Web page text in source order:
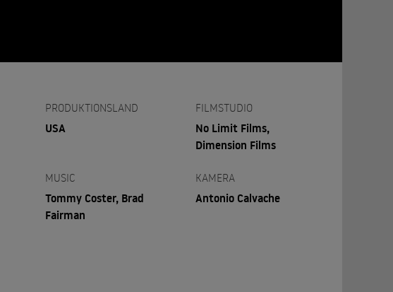
PRODUKTIONSLAND
USA
FILMSTUDIO
No Limit Films,
Dimension Films
MUSIC
Tommy Coster, Brad
Fairman
KAMERA
Antonio Calvache